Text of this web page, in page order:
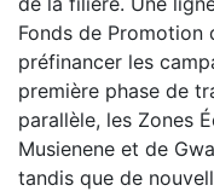
Fonds de Promotion
préfinancer les
première phase de
parallèle, les Zones
Musienene et de
tandis que de